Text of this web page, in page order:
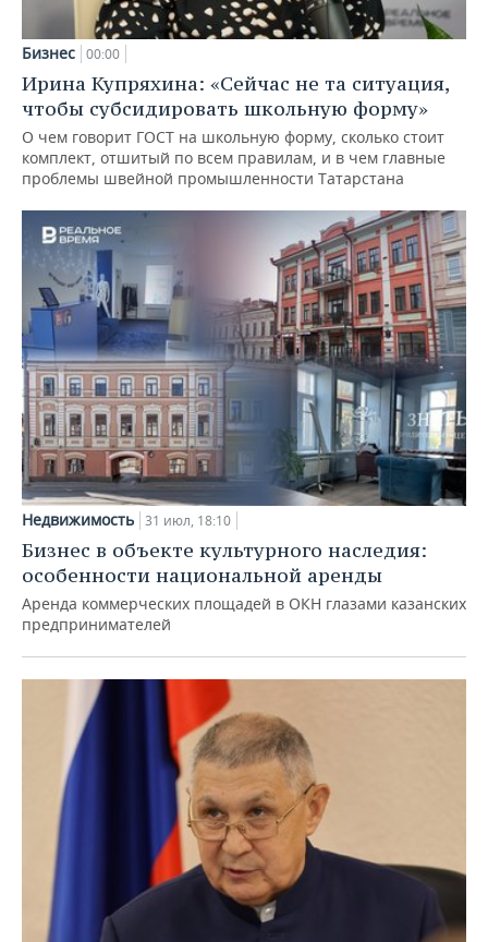
Бизнес 00:00
Ирина Купряхина: «Сейчас не та ситуация,
чтобы субсидировать школьную форму»
О чем говорит ГОСТ на школьную форму, сколько стоит
комплект, отшитый по всем правилам, и в чем главные
проблемы швейной промышленности Татарстана
Недвижимость 31 июл, 18:10
Бизнес в объекте культурного наследия:
особенности национальной аренды
Аренда коммерческих площадей в ОКН глазами казанских
предпринимателей